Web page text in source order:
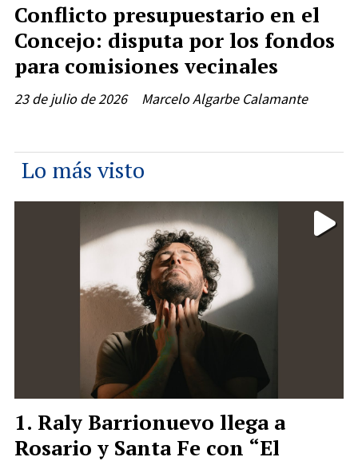
Conflicto presupuestario en el
Concejo: disputa por los fondos
para comisiones vecinales
Marcelo Algarbe Calamante
23 de julio de 2026
Lo más visto
Raly Barrionuevo llega a
Rosario y Santa Fe con “El